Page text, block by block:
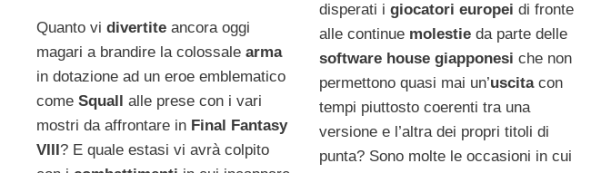
Quanto vi divertite ancora oggi
magari a brandire la colossale arma
in dotazione ad un eroe emblematico
come Squall alle prese con i vari
mostri da affrontare in Final Fantasy
VIII ? E quale estasi vi avrà colpito
disperati i giocatori europei di fronte
alle continue molestie da parte delle
software house giapponesi che non
permettono quasi mai un’uscita con
tempi piuttosto coerenti tra una
versione e l’altra dei propri titoli di
punta? Sono molte le occasioni in cui